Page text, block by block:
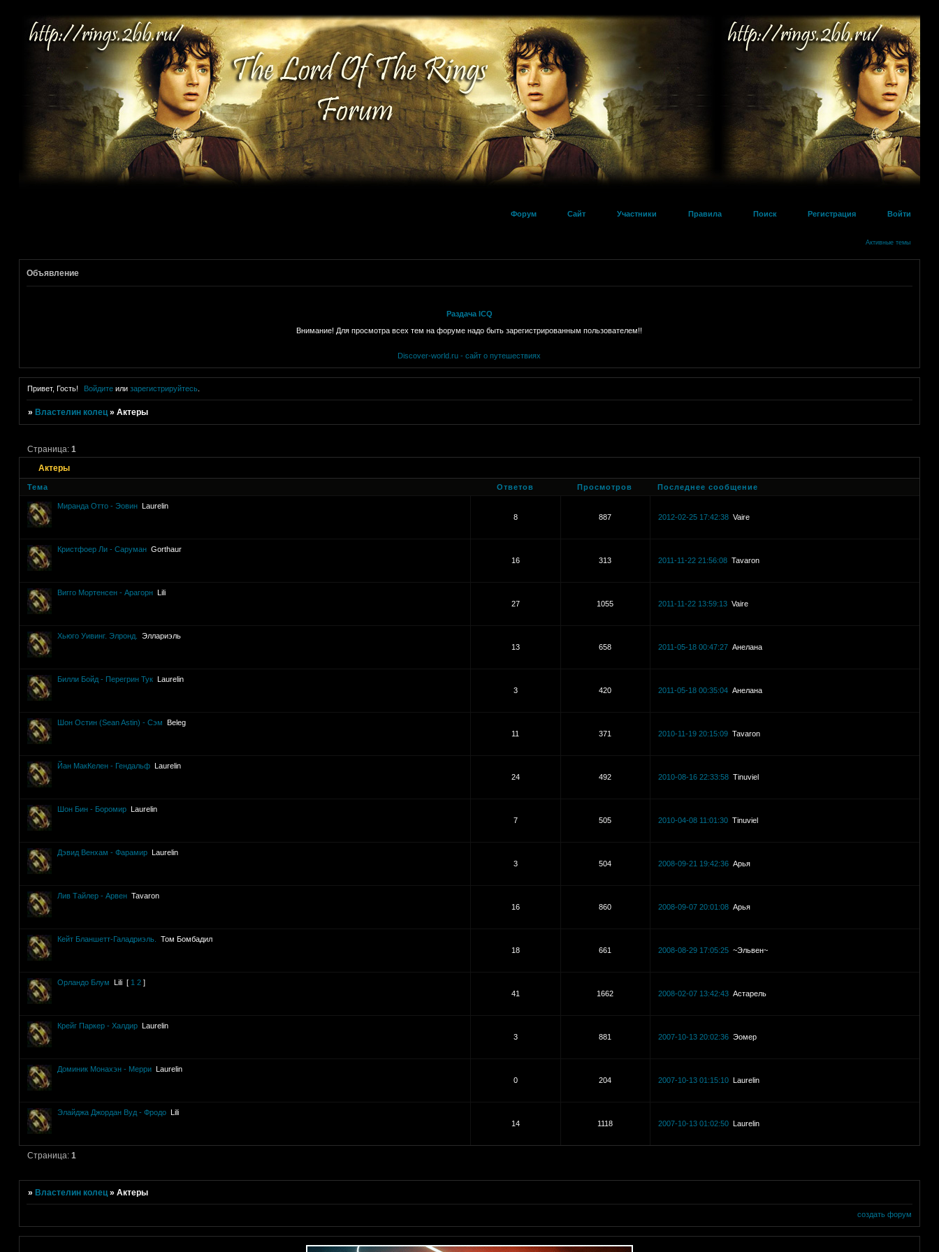
Форум Сайт Участники Правила Поиск Регистрация Войти
Активные темы
Объявление
Раздача ICQ
Внимание! Для просмотра всех тем на форуме надо быть зарегистрированным пользователем!!
Discover-world.ru - сайт о путешествиях
Привет, Гость! Войдите илизарегистрируйтесь
» Властелин колец » Актеры
Актеры
Страница: 1
Тема Ответов Просмотров Последнее сообщение
Миранда Отто - Эовин
Laurelin
8
887 2012-02-25 17:42:38 Vaire
Кристфоер Ли - Саруман Gorthaur
16
313 2011-11-22 21:56:08 Tavaron
Вигго Мортенсен - Арагорн
Lili
27
1055 2011-11-22 13:59:13 Vaire
Хьюго Уивинг. Элронд.
Эллариэль
13
658 2011-05-18 00:47:27 Анелана
Билли Бойд - Перегрин Тук
Laurelin
3
420 2011-05-18 00:35:04 Анелана
Шон Остин (Sean Astin) - Сэм
Beleg
11
371 2010-11-19 20:15:09 Tavaron
Йан МакКелен - Гендальф
Laurelin
24
492 2010-08-16 22:33:58 Tinuviel
Шон Бин - Боромир
Laurelin
7
505 2010-04-08 11:01:30 Tinuviel
Дэвид Венхам - Фарамир
Laurelin
3
504 2008-09-21 19:42:36 Арья
Лив Тайлер - Арвен Tavaron
16
860 2008-09-07 20:01:08 Арья
Кейт Бланшетт-Галадриэль.
Том Бомбадил
18
661 2008-08-29 17:05:25 ~Эльвен~
Орландо Блум Lili [ 1 2 ]
41
1662 2008-02-07 13:42:43 Астарель
Крейг Паркер - Халдир
Laurelin
3
881 2007-10-13 20:02:36 Эомер
Доминик Монахэн - Мерри
Laurelin
0
204 2007-10-13 01:15:10 Laurelin
Элайджа Джордан Вуд - Фродо
Lili
14
1118 2007-10-13 01:02:50 Laurelin
Страница: 1
» Властелин колец » Актеры
создать форум